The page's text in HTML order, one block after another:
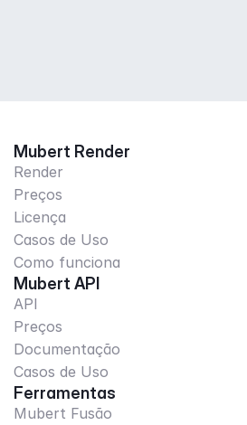
Mubert Render
Render
Preços
Licença
Casos de Uso
Como funciona
Mubert API
API
Preços
Documentação
Casos de Uso
Ferramentas
Mubert Fusão